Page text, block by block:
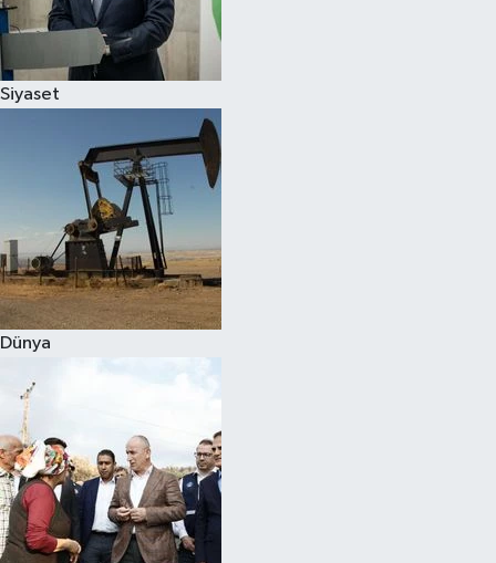
Siyaset
Dünya
Spor
Çocuk
Eğitim
Hava Durumu
Kadın
Kültür Sanat
Sağlık
Siyaset